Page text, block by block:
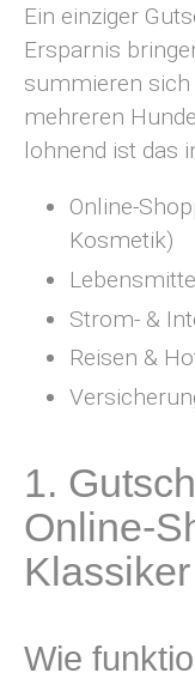
Ein einziger
Ersparnis
summieren
mehreren
lohnend ist das
Online-
Kosmetik)
Strom- &
Reisen &
1.
Online-
Wie